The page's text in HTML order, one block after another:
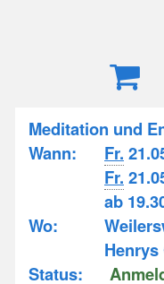
Meditation und
Wann:
Fr.
Fr.
ab
Wo:
Henrys
Status: